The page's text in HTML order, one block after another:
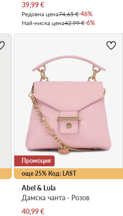
Актуална цена
39,99€
Редовна цена74,65 €-46%
Най-ниска цена42,99 €-6%
още 25% Код: LAST
Промоция
Abel & Lula
Дамска чанта · Розов
Актуална цена
40,99€